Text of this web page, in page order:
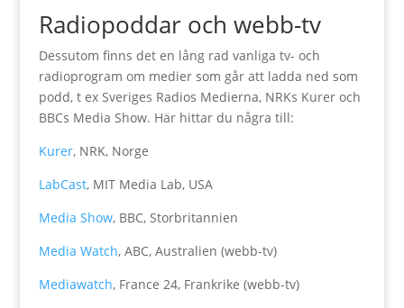
Radiopoddar och webb-tv
Dessutom finns det en lång rad vanliga tv- och
radioprogram om medier som går att ladda ned som
podd, t ex Sveriges Radios Medierna, NRKs Kurer och
BBCs Media Show. Här hittar du några till:
Kurer, NRK, Norge
LabCast, MIT Media Lab, USA
Media Show, BBC, Storbritannien
Media Watch, ABC, Australien (webb-tv)
Mediawatch, France 24, Frankrike (webb-tv)